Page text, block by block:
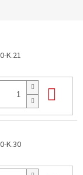
K.21
K.30